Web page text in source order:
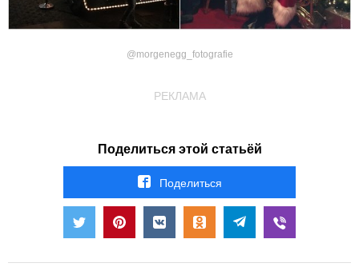
@morgenegg_fotografie
РЕКЛАМА
Поделиться этой статьёй
Поделиться